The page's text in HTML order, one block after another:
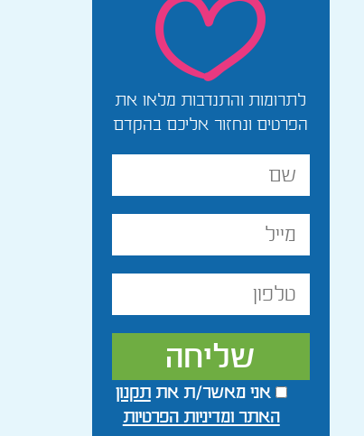
לתרומות והתנדבות מלאו את
הפרטים ונחזור אליכם בהקדם
אני מאשר/ת אתתקנון
האתר ומדיניות הפרטיות